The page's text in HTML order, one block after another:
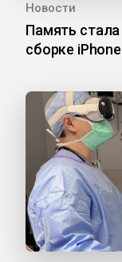
Новости
Память
сборке